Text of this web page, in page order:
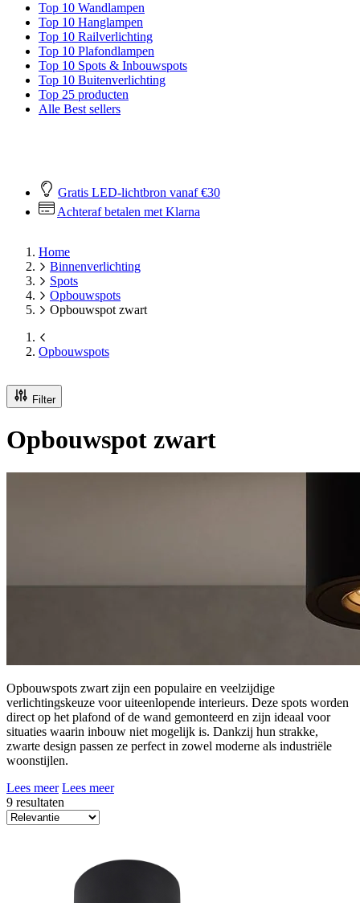
Top 10 Wandlampen
Top 10 Hanglampen
Top 10 Railverlichting
Top 10 Plafondlampen
Top 10 Spots & Inbouwspots
Top 10 Buitenverlichting
Top 25 producten
Alle Best sellers
Gratis LED-lichtbron vanaf €30
Achteraf betalen met Klarna
Home
Binnenverlichting
Spots
Opbouwspots
Opbouwspot zwart
Opbouwspots
Filter
Opbouwspot zwart
Opbouwspots zwart zijn een populaire en veelzijdige
verlichtingskeuze voor uiteenlopende interieurs. Deze spots worden
direct op het plafond of de wand gemonteerd en zijn ideaal voor
situaties waarin inbouw niet mogelijk is. Dankzij hun strakke,
zwarte design passen ze perfect in zowel moderne als industriële
woonstijlen.
Lees meer Lees meer
9 resultaten